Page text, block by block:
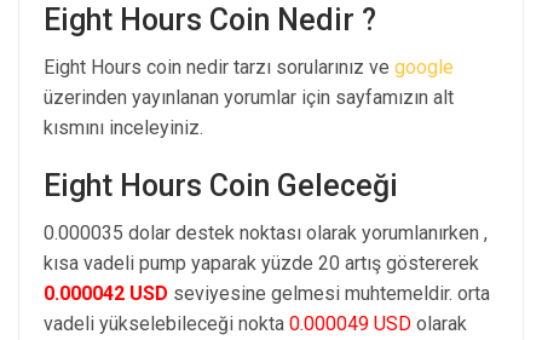
Eight Hours Coin Nedir ?
Eight Hours coin nedir tarzı sorularınız ve google
üzerinden yayınlanan yorumlar için sayfamızın alt
kısmını inceleyiniz.
Eight Hours Coin Geleceği
0.000035 dolar destek noktası olarak yorumlanırken ,
kısa vadeli pump yaparak yüzde 20 artış göstererek
0.000042 USD seviyesine gelmesi muhtemeldir. orta
vadeli yükselebileceği nokta 0.000049 USD olarak